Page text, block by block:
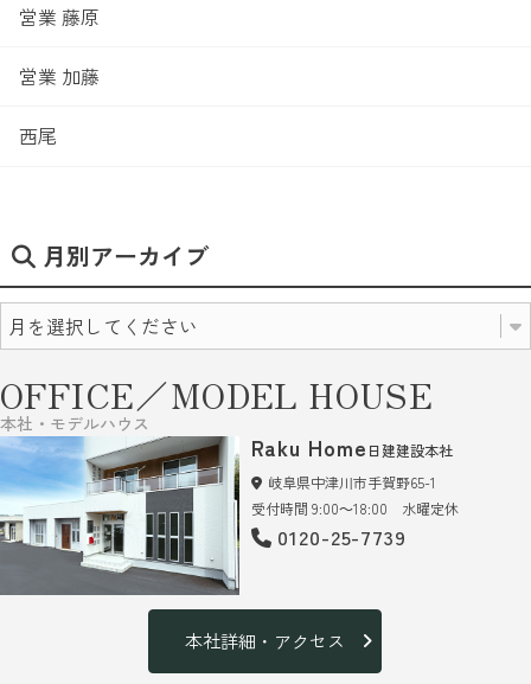
営業 藤原
営業 加藤
西尾
月別アーカイブ
OFFICE／MODEL HOUSE
本社・モデルハウス
Raku Home 日建建設本社
岐阜県中津川市手賀野65-1
受付時間 9:00～18:00 水曜定休
0120-25-7739
本社詳細・アクセス